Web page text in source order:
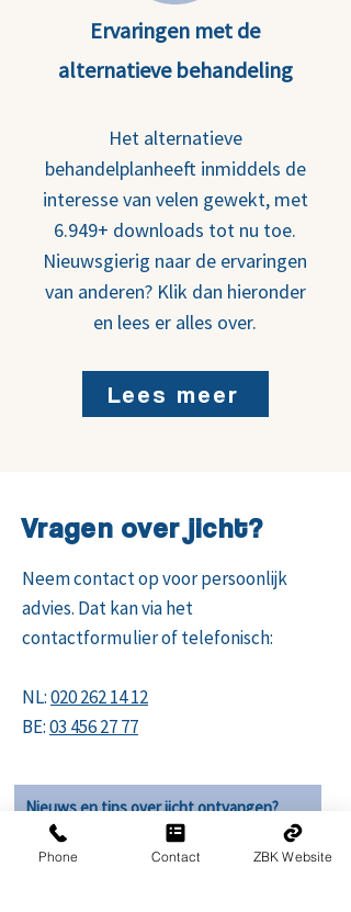
Ervaringen met de
alternatieve behandeling
Het alternatieve
behandelplanheeft inmiddels de
interesse van velen gewekt, met
6.949+ downloads tot nu toe.
Nieuwsgierig naar de ervaringen
van anderen? Klik dan hieronder
en lees er alles over.
Lees meer
Vragen over jicht?
Neem contact op voor persoonlijk
advies. Dat kan via het
contactformulier of telefonisch:
NL:020 262 14 12
BE:03 456 27 77
Nieuws en tips over jicht ontvangen?
E-mailadres
Phone Contact ZBK Website